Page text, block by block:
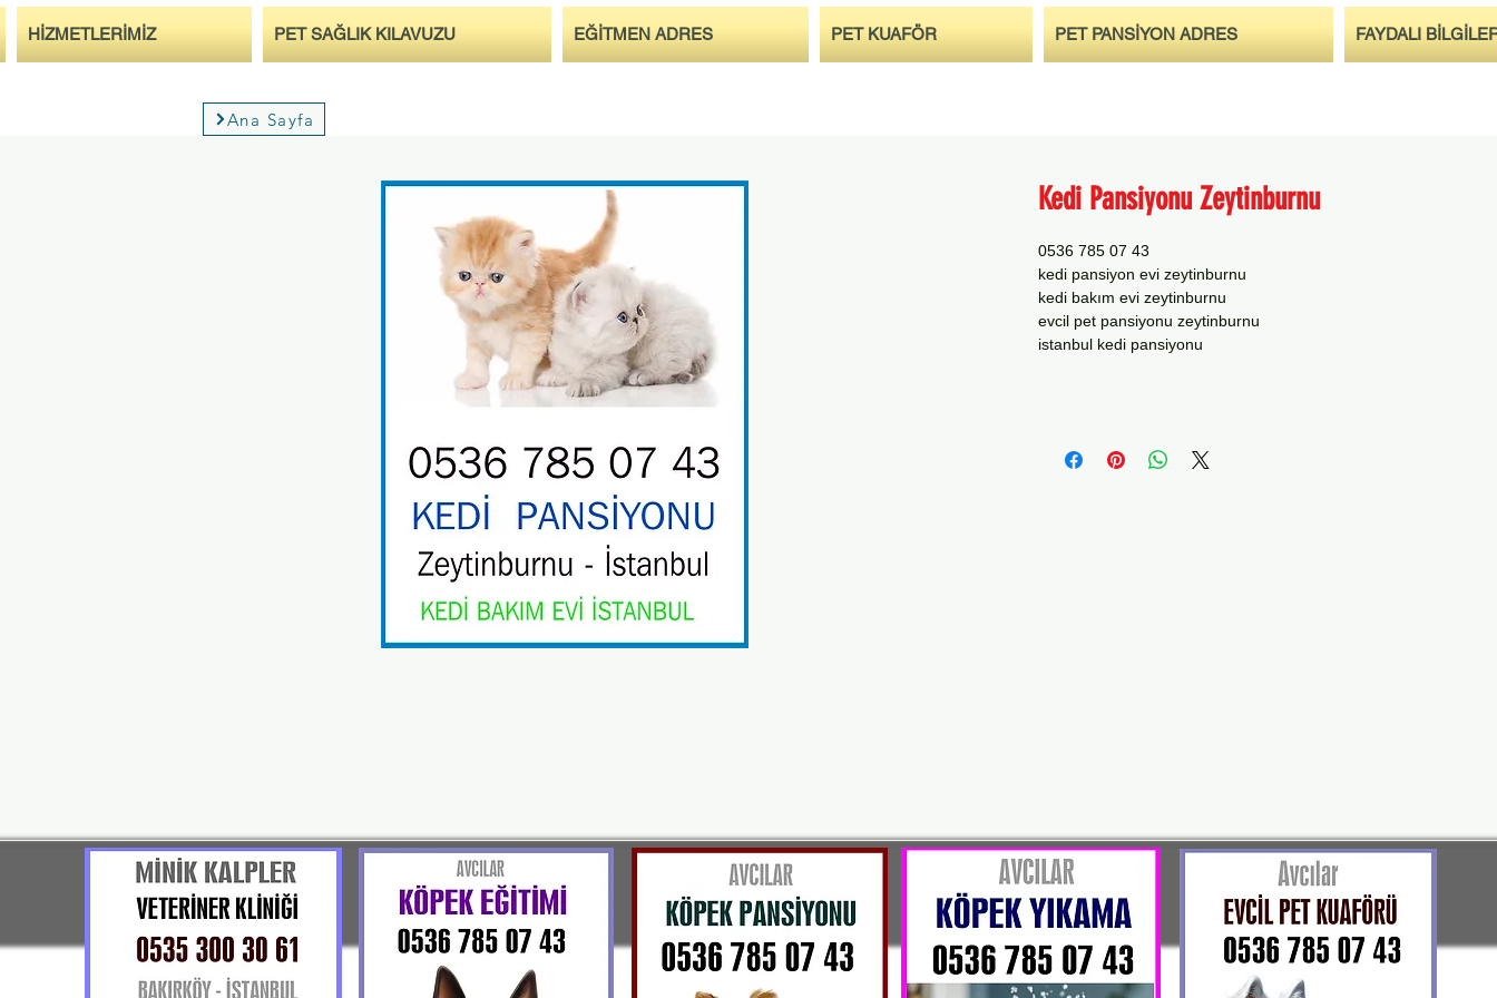
HİZMETLERİMİZ PET SAĞLIK KILAVUZU EĞİTMEN ADRES PET KUAFÖR PET PANSİYON ADRES FAYDALI
Ana Sayfa
Kedi Pansiyonu Zeytinburnu
0536 785 07 43
kedi pansiyon evi zeytinburnu
kedi bakım evi zeytinburnu
evcil pet pansiyonu zeytinburnu
istanbul kedi pansiyonu